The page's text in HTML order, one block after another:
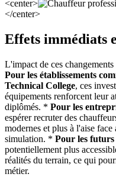
<center>
</center>
Effets immédiats
L'impact de ces
Pour les établissements
Technical College, ces
équipements renforcent leur
diplômés. * Pour les
espérer recruter des
modernes et plus à l'aise
simulation. * Pour les
potentiellement plus
réalités du terrain, ce qui
métier.